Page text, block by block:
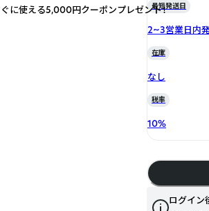
最短発送日
2~3営業日内
在庫
なし
税率
10%
ログイン
に使える5,000円クーポンプレゼント！